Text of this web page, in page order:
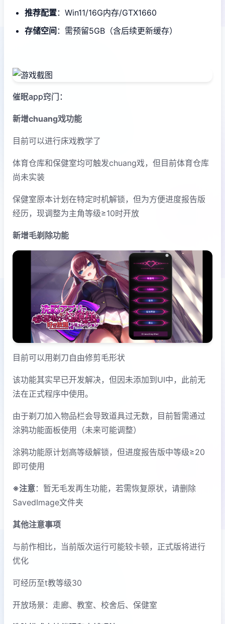
​推荐配置​​：Win11/16G内存/GTX1660
​存储空间​ ​：需预留5GB（含后续更新缓存）
催眠app窍门：
新增chuang戏功能
目前可以进行床戏教学了
体育仓库和保健室均可触发chuang戏，但目前体育仓库
尚未实装
保健室原本计划在特定时机解锁，但为方便进度报告版
经历，现调整为主角等级≥10时开放
新增毛剃除功能
目前可以用剃刀自由修剪毛形状
该功能其实早已开发解决，但因未添加到UI中，此前无
法在正式程序中使用。
由于剃刀加入物品栏会导致道具过无数，目前暂需通过
涂鸦功能面板使用（未来可能调整）
涂鸦功能原计划高等级解锁，但进度报告版中等级≥20
即可使用
※注意：暂无毛发再生功能，若需恢复原状，请删除
SavedImage文件夹
其他注意事项
与前作相比，当前版次运行可能较卡顿，正式版将进行
优化
可经历至t教等级30
开放场景：走廊、教室、校舍后、保健室